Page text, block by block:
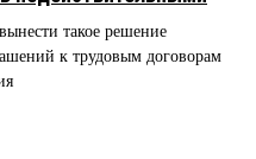
такое решение
к трудовым договорам